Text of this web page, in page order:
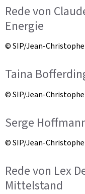
Rede von
Energie
© SIP/Jean-
Taina
© SIP/Jean-
Serge
© SIP/Jean-
Rede von Lex
Mittelstand